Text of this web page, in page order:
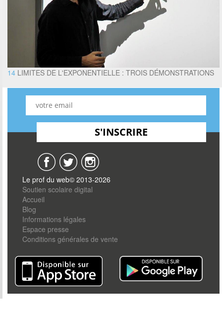
14 LIMITES DE L'EXPONENTIELLE : TROIS DÉMONSTRATIONS
Le prof du web© 2013-2026
Soutien scolaire digital
Accueil
Blog
Informations légales
Espace presse
Conditions générales de vente